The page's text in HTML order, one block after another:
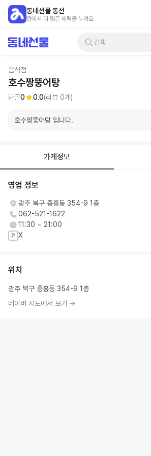
동네선물 동선
앱에서 더 많은 혜택을 누려요
검색
음식점
호수짱뚱어탕
단골0 0.0(리뷰 0개)
호수짱뚱어탕 입니다.
가게정보
영업 정보
광주 북구 중흥동 354-9 1층
062-521-1622
11:30 ~ 21:00
P X
위치
광주 북구 중흥동 354-9 1층
네이버 지도에서 보기 →